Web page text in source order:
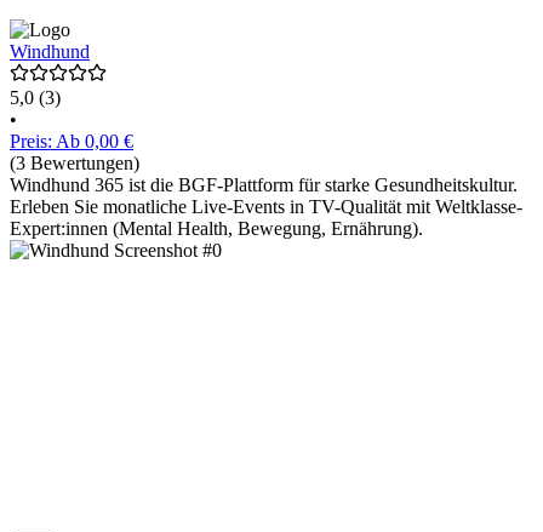
Windhund
5,0 (3)
•
Preis: Ab 0,00 €
(3 Bewertungen)
Windhund 365 ist die BGF-Plattform für starke Gesundheitskultur.
Erleben Sie monatliche Live-Events in TV-Qualität mit Weltklasse-
Expert:innen (Mental Health, Bewegung, Ernährung).